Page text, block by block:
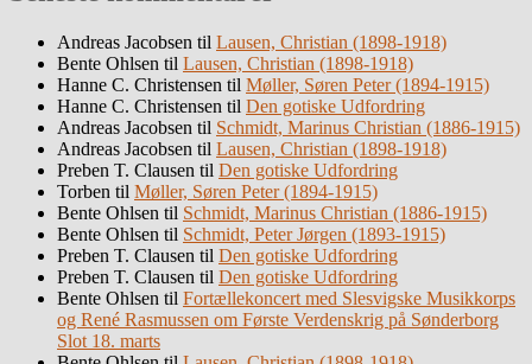
Andreas Jacobsen til Lausen, Christian (1898-1918)
Bente Ohlsen til Lausen, Christian (1898-1918)
Hanne C. Christensen til Møller, Søren Peter (1894-1915)
Hanne C. Christensen til Den gotiske Udfordring
Andreas Jacobsen til Schmidt, Marinus Christian (1886-1915)
Andreas Jacobsen til Lausen, Christian (1898-1918)
Preben T. Clausen til Den gotiske Udfordring
Torben til Møller, Søren Peter (1894-1915)
Bente Ohlsen til Schmidt, Marinus Christian (1886-1915)
Bente Ohlsen til Schmidt, Peter Jørgen (1893-1915)
Preben T. Clausen til Den gotiske Udfordring
Preben T. Clausen til Den gotiske Udfordring
Bente Ohlsen til Fortællekoncert med Slesvigske Musikkorps
og René Rasmussen om Første Verdenskrig på Sønderborg
Slot 18. marts